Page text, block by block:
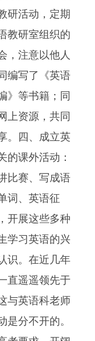
研活动，定期
教研室组织的
，注意以他人
编写了《英语
》等书籍；同
上资源，共同
。四、成立英
的课外活动：
比赛、写成语
词、英语征
开展这些多种
学习英语的兴
识。在近几年
直遥遥领先于
与英语科老师
是分不开的。